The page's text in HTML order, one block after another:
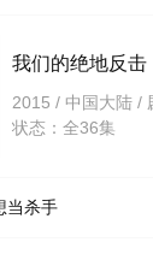
我们的绝地反击
2015 / 中国大陆 /
状态：全36集
当杀手